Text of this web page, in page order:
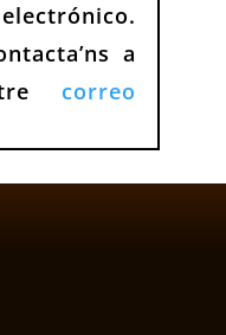
a
correo